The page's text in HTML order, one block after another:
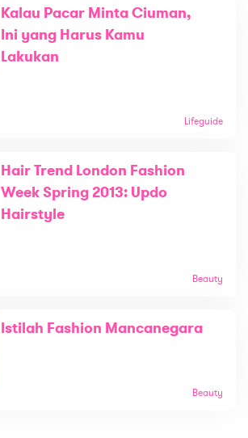
Kalau Pacar Minta Ciuman,
Ini yang Harus Kamu
Lakukan
Lifeguide
Hair Trend London Fashion
Week Spring 2013: Updo
Hairstyle
Beauty
Istilah Fashion Mancanegara
Beauty